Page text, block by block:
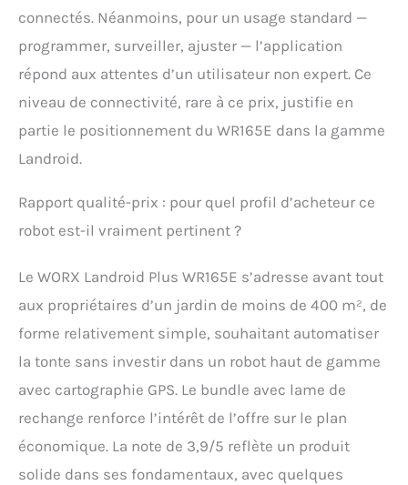
connectés. Néanmoins, pour un usage standard —
programmer, surveiller, ajuster — l’application
répond aux attentes d’un utilisateur non expert. Ce
niveau de connectivité, rare à ce prix, justifie en
partie le positionnement du WR165E dans la gamme
Landroid.
Rapport qualité-prix : pour quel profil d’acheteur ce
robot est-il vraiment pertinent ?
Le WORX Landroid Plus WR165E s’adresse avant tout
aux propriétaires d’un jardin de moins de 400 m², de
forme relativement simple, souhaitant automatiser
la tonte sans investir dans un robot haut de gamme
avec cartographie GPS. Le bundle avec lame de
rechange renforce l’intérêt de l’offre sur le plan
économique. La note de 3,9/5 reflète un produit
solide dans ses fondamentaux, avec quelques